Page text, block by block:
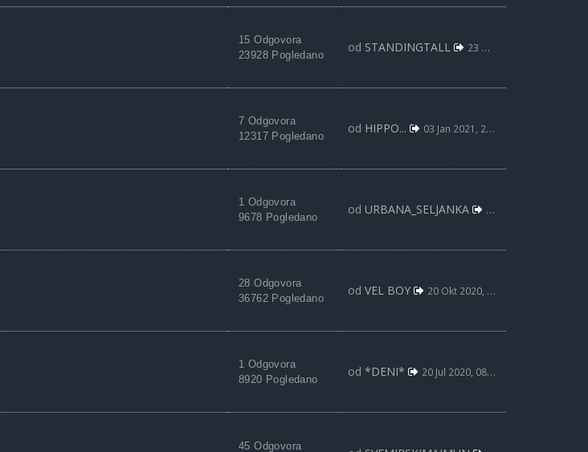
15 Odgovora
23928 Pogledano
od STANDINGTALL 23 Dec 2021, 15:52
7 Odgovora
12317 Pogledano
od HIPPO... 03 Jan 2021, 23:29
1 Odgovora
9678 Pogledano
od URBANA_SELJANKA 21 Nov 2020, 21:44
28 Odgovora
36762 Pogledano
od VEL BOY 20 Okt 2020, 07:20
1 Odgovora
8920 Pogledano
od *DENI* 20 Jul 2020, 08:12
45 Odgovora